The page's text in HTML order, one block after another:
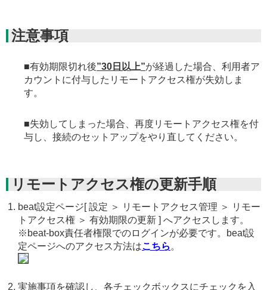
注意事項
■有効期限切れ後”30日以上”が経過した場合、利用者ア
カウントに付与したリモートアクセス権が失効しま
す。
■失効してしまった場合、再度リモートアクセス権を付
与し、接続のセットアップをやり直してください。
リモートアクセス権の更新手順
beat設定ページ[ 設定 ＞ リモートアクセス管理 ＞ リモー
トアクセス権 ＞ 有効期限の更新 ] へアクセスします。
※beat-box責任者権限でのログインが必要です。beat設
定ページへのアクセス方法はこちら 。
実施事項を確認し、各チェックボックスにチェックを入